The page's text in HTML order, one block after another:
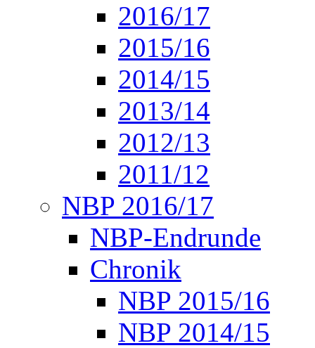
2016/17
2015/16
2014/15
2013/14
2012/13
2011/12
NBP 2016/17
NBP-Endrunde
Chronik
NBP 2015/16
NBP 2014/15